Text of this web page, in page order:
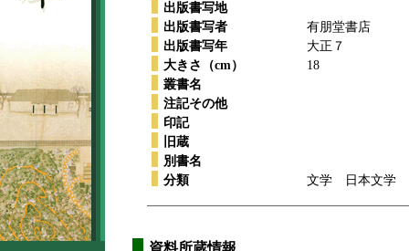
出版書写地
出版書写者
有朋堂書店
出版書写年
大正７
大きさ（cm）
18
叢書名
注記その他
印記
旧蔵
別書名
分類
文学 日本文学
資料所蔵情報